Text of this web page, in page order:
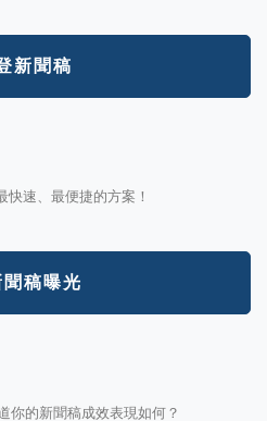
新聞稿
速、最便捷的方案！
稿曝光
你的新聞稿成效表現如何？